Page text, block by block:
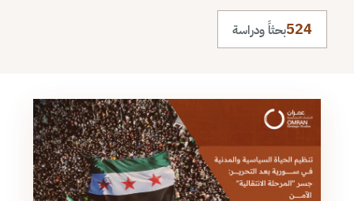
524بحثاً ودراسة